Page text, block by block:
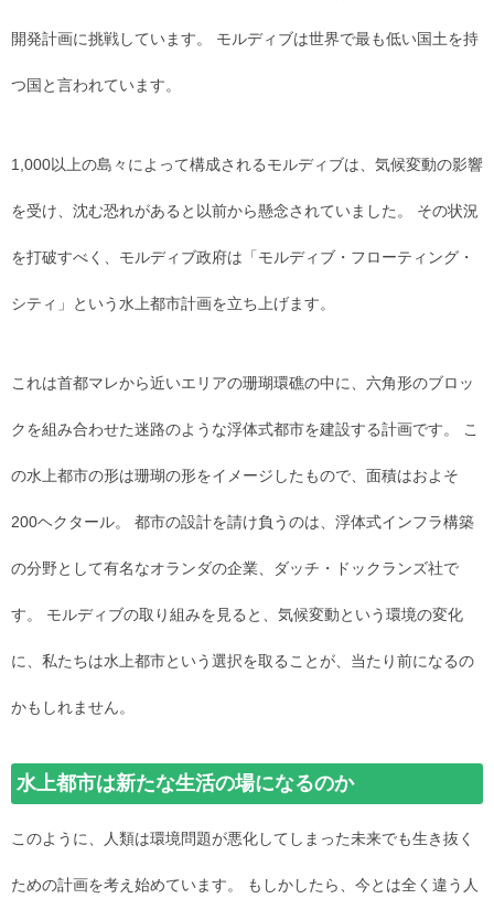
開発計画に挑戦しています。 モルディブは世界で最も低い国土を持
つ国と言われています。
1,000以上の島々によって構成されるモルディブは、気候変動の影響
を受け、沈む恐れがあると以前から懸念されていました。 その状況
を打破すべく、モルディブ政府は「モルディブ・フローティング・
シティ」という水上都市計画を立ち上げます。
これは首都マレから近いエリアの珊瑚環礁の中に、六角形のブロッ
クを組み合わせた迷路のような浮体式都市を建設する計画です。 こ
の水上都市の形は珊瑚の形をイメージしたもので、面積はおよそ
200ヘクタール。 都市の設計を請け負うのは、浮体式インフラ構築
の分野として有名なオランダの企業、ダッチ・ドックランズ社で
す。 モルディブの取り組みを見ると、気候変動という環境の変化
に、私たちは水上都市という選択を取ることが、当たり前になるの
かもしれません。
水上都市は新たな生活の場になるのか
このように、人類は環境問題が悪化してしまった未来でも生き抜く
ための計画を考え始めています。 もしかしたら、今とは全く違う人